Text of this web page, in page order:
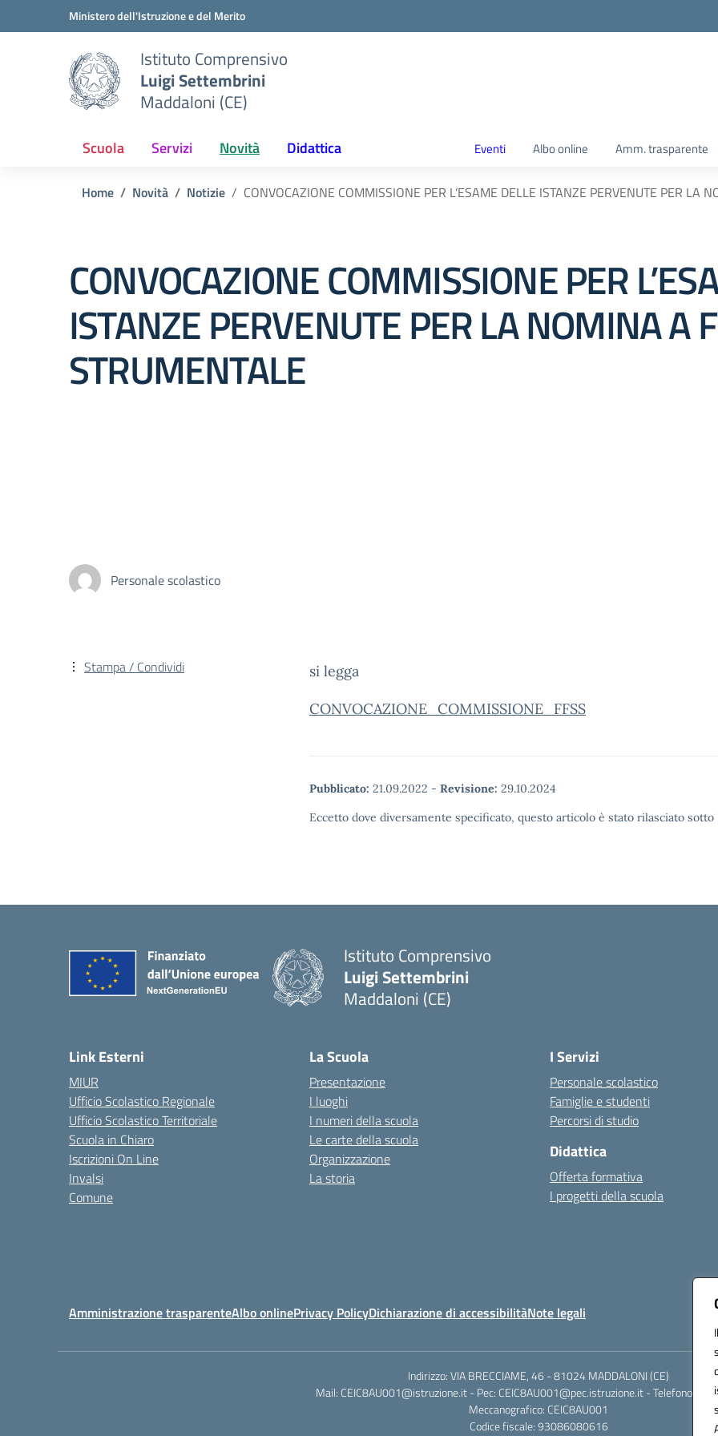
Vai ai contenuti
Vai al menu di navigazioneMinistero dell'Istruzione e del Merito
Istituto Comprensivo
Luigi Settembrini
Maddaloni (CE)
Scuola Servizi Novità Didattica Eventi Albo online Amm. trasparente
Home Novità Notizie CONVOCAZIONE COMMISSIONE PER L’ESAME DELLE ISTANZE PERVENUTE PER LA
CONVOCAZIONE COMMISSIONE PER
ISTANZE PERVENUTE PER LA NOMINA A
STRUMENTALE
Personale scolastico
si legga
CONVOCAZIONE_COMMISSIONE_FFSS
Pubblicato: 21.09.2022 - Revisione: 29.10.2024
Eccetto dove diversamente specificato, questo articolo è stato rilasciato
Stampa / Condividi
Istituto Comprensivo
Luigi Settembrini
Maddaloni (CE)
Link Esterni
MIUR
Ufficio Scolastico Regionale
Ufficio Scolastico Territoriale
Scuola in Chiaro
Iscrizioni On Line
Invalsi
Comune
La Scuola
Presentazione
I luoghi
I numeri della scuola
Le carte della scuola
Organizzazione
La storia
I Servizi
Personale scolastico
Famiglie e studenti
Percorsi di studio
Didattica
Offerta formativa
I progetti della scuola
Amministrazione trasparenteAlbo onlinePrivacy PolicyDichiarazione di accessibilitàNote legali
Indirizzo: VIA BRECCIAME, 46 - 81024 MADDALONI (CE)
Mail: CEIC8AU001@istruzione.it - Pec: CEIC8AU001@pec.istruzione.it - Telefono:
Meccanografico: CEIC8AU001
Codice fiscale: 93086080616